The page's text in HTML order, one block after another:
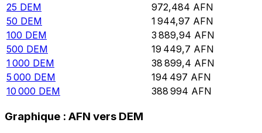
25 DEM 972,484 AFN
50 DEM 1 944,97 AFN
100 DEM 3 889,94 AFN
500 DEM 19 449,7 AFN
1 000 DEM 38 899,4 AFN
5 000 DEM 194 497 AFN
10 000 DEM 388 994 AFN
Graphique : AFN vers DEM